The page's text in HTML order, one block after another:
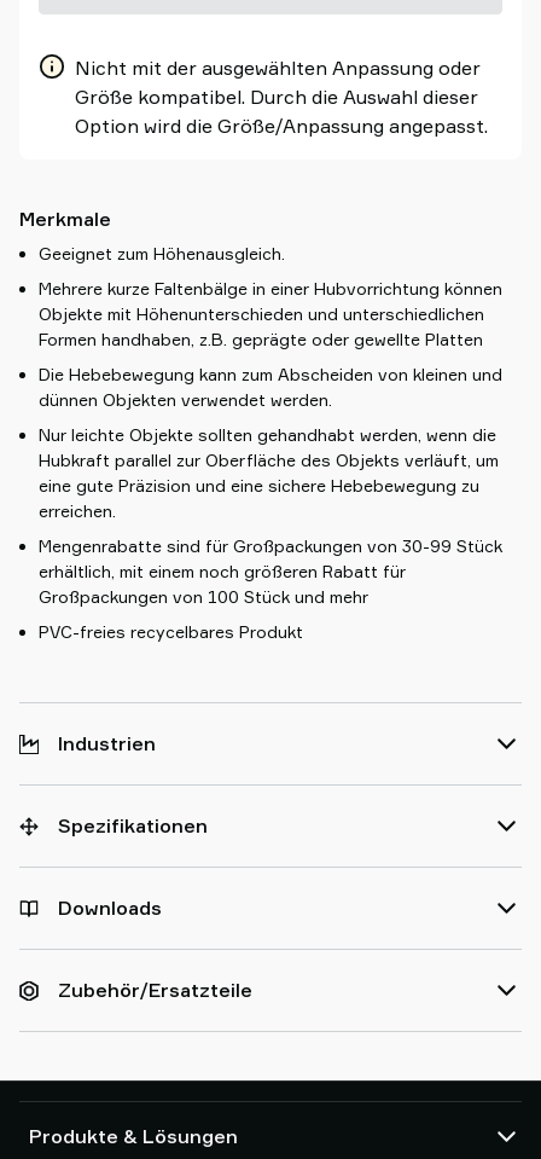
Nicht mit der ausgewählten Anpassung oder
Größe kompatibel. Durch die Auswahl dieser
Option wird die Größe/Anpassung angepasst.
Merkmale
Geeignet zum Höhenausgleich.
Mehrere kurze Faltenbälge in einer Hubvorrichtung können
Objekte mit Höhenunterschieden und unterschiedlichen
Formen handhaben, z.B. geprägte oder gewellte Platten
Die Hebebewegung kann zum Abscheiden von kleinen und
dünnen Objekten verwendet werden.
Nur leichte Objekte sollten gehandhabt werden, wenn die
Hubkraft parallel zur Oberfläche des Objekts verläuft, um
eine gute Präzision und eine sichere Hebebewegung zu
erreichen.
Mengenrabatte sind für Großpackungen von 30-99 Stück
erhältlich, mit einem noch größeren Rabatt für
Großpackungen von 100 Stück und mehr
PVC-freies recycelbares Produkt
Industrien
Spezifikationen
Downloads
Zubehör/Ersatzteile
Produkte & Lösungen